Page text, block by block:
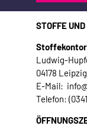
STOFFE
Stoffekontor
Ludwig-
04178 Leipzig
E-Mail:
Telefon: